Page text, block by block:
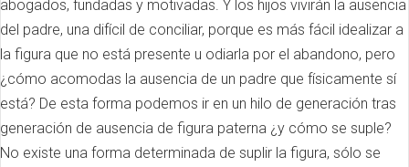
abogados, fundadas y motivadas. Y los hijos vivirán la ausencia
del padre, una difícil de conciliar, porque es más fácil idealizar a
la figura que no está presente u odiarla por el abandono, pero
¿cómo acomodas la ausencia de un padre que físicamente sí
está? De esta forma podemos ir en un hilo de generación tras
generación de ausencia de figura paterna ¿y cómo se suple?
No existe una forma determinada de suplir la figura, sólo se